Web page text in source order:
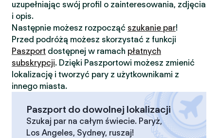
uzupełniając swój profil o zainteresowania, zdjęcia
i opis.
Następnie możesz rozpocząć szukanie par!
Przed podróżą możesz skorzystać z funkcji
Paszport dostępnej w ramach płatnych
subskrypcji. Dzięki Paszportowi możesz zmienić
lokalizację i tworzyć pary z użytkownikami z
innego miasta.
Paszport do dowolnej lokalizacji
Szukaj par na całym świecie. Paryż,
Los Angeles, Sydney, ruszaj!